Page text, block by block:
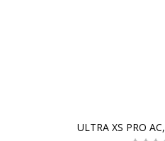
ULTRA XS PRO